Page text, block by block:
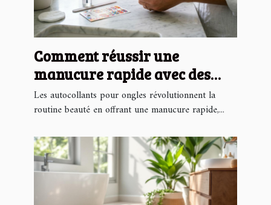
Comment réussir une
manucure rapide avec des
autocollants pour ongles ?
Les autocollants pour ongles révolutionnent la
routine beauté en offrant une manucure rapide,...